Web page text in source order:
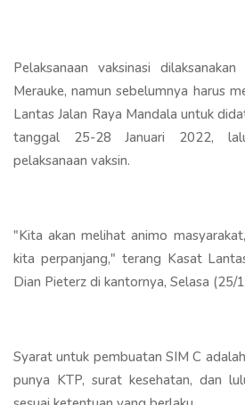
Pelaksanaan vaksinasi
Merauke, namun sebelumnya harus
Lantas Jalan Raya Mandala untuk
tanggal 25-28 Januari 2022,
pelaksanaan vaksin.
"Kita akan melihat animo
kita perpanjang," terang Kasat
Dian Pieterz di kantornya, Selasa (25/
Syarat untuk pembuatan SIM C
punya KTP, surat kesehatan, dan